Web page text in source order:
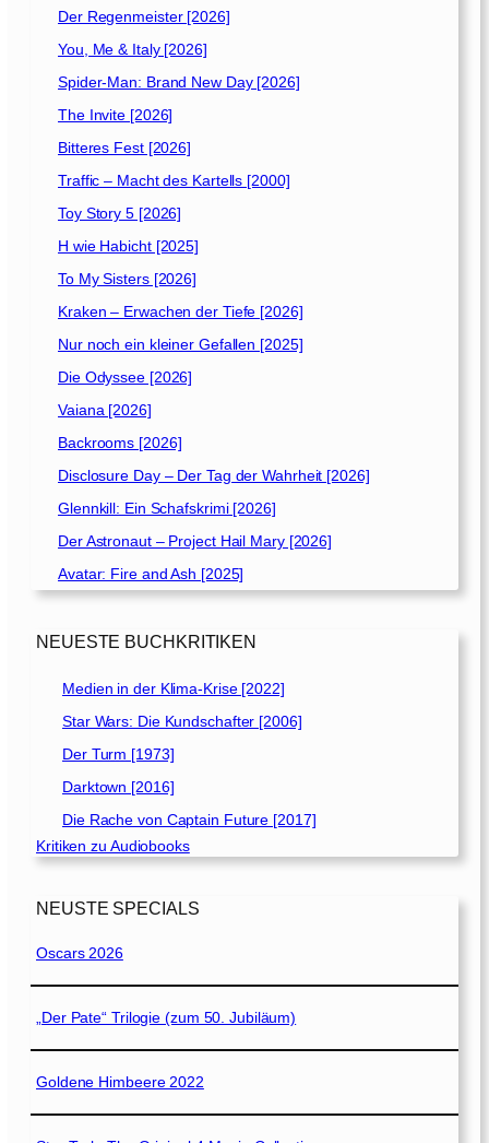
0
7
Der Regenmeister [2026]
You, Me & Italy [2026]
Spider-Man: Brand New Day [2026]
The Invite [2026]
Bitteres Fest [2026]
Traffic – Macht des Kartells [2000]
Toy Story 5 [2026]
H wie Habicht [2025]
To My Sisters [2026]
Kraken – Erwachen der Tiefe [2026]
Nur noch ein kleiner Gefallen [2025]
Die Odyssee [2026]
Vaiana [2026]
Backrooms [2026]
Disclosure Day – Der Tag der Wahrheit [2026]
Glennkill: Ein Schafskrimi [2026]
Der Astronaut – Project Hail Mary [2026]
Avatar: Fire and Ash [2025]
NEUESTE BUCHKRITIKEN
Medien in der Klima-Krise [2022]
Star Wars: Die Kundschafter [2006]
Der Turm [1973]
Darktown [2016]
Die Rache von Captain Future [2017]
Kritiken zu Audiobooks
NEUSTE SPECIALS
Oscars 2026
„Der Pate“ Trilogie (zum 50. Jubiläum)
Goldene Himbeere 2022